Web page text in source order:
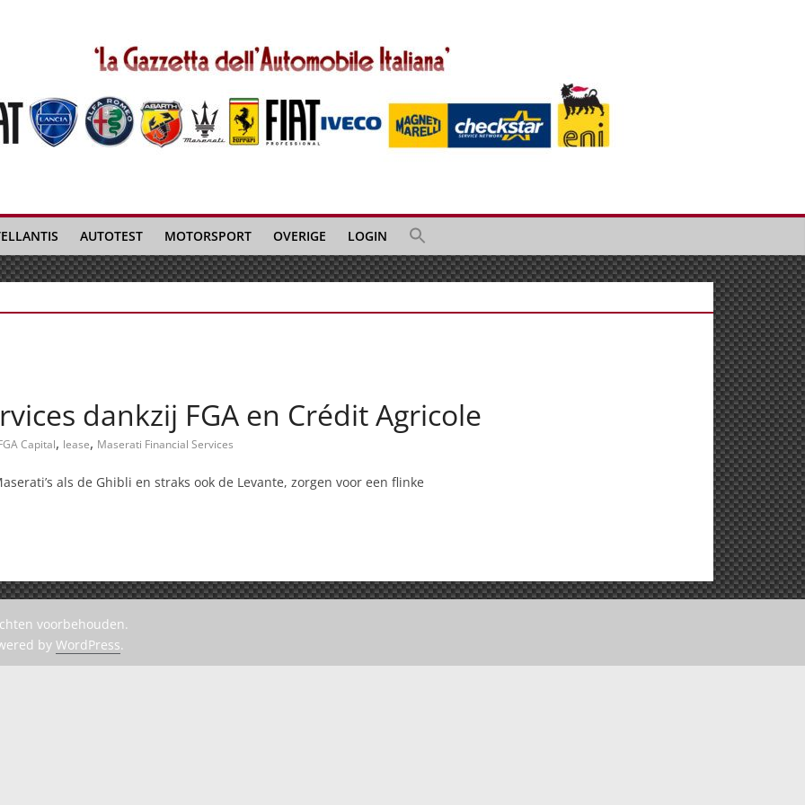
AUTOTEST MOTORSPORT OVERIGE LOGIN
dankzij FGA en Crédit Agricole
Capital, lease, Maserati Financial Services
als de Ghibli en straks ook de Levante, zorgen voor een flinke
voorbehouden.
by WordPress.